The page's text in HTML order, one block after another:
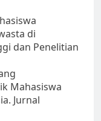
di
dan Penelitian
Mahasiswa
Jurnal